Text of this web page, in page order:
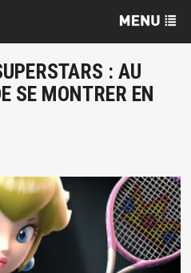
: AU
SE MONTRER EN